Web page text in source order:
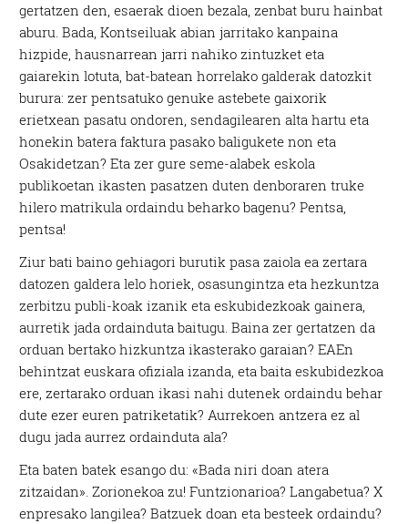
gertatzen den, esaerak dioen bezala, zenbat buru hainbat
aburu. Bada, Kontseiluak abian jarritako kanpaina
hizpide, hausnarrean jarri nahiko zintuzket eta
gaiarekin lotuta, bat-batean horrelako galderak datozkit
burura: zer pentsatuko genuke astebete gaixorik
erietxean pasatu ondoren, sendagilearen alta hartu eta
honekin batera faktura pasako baligukete non eta
Osakidetzan? Eta zer gure seme-alabek eskola
publikoetan ikasten pasatzen duten denboraren truke
hilero matrikula ordaindu beharko bagenu? Pentsa,
pentsa!
Ziur bati baino gehiagori burutik pasa zaiola ea zertara
datozen galdera lelo horiek, osasungintza eta hezkuntza
zerbitzu publi-koak izanik eta eskubidezkoak gainera,
aurretik jada ordainduta baitugu. Baina zer gertatzen da
orduan bertako hizkuntza ikasterako garaian? EAEn
behintzat euskara ofiziala izanda, eta baita eskubidezkoa
ere, zertarako orduan ikasi nahi dutenek ordaindu behar
dute ezer euren patriketatik? Aurrekoen antzera ez al
dugu jada aurrez ordainduta ala?
Eta baten batek esango du: «Bada niri doan atera
zitzaidan». Zorionekoa zu! Funtzionarioa? Langabetua? X
enpresako langilea? Batzuek doan eta besteek ordaindu?